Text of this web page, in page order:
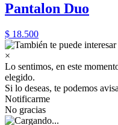
Pantalon Duo
$ 18.500
×
Lo sentimos, en este
elegido.
Si lo deseas, te podemos
Notificarme
No gracias